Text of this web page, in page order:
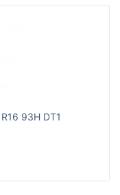
93H DT1